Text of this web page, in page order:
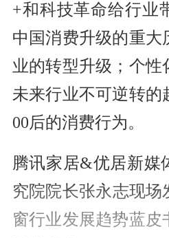
+和科技革命给行业
中国消费升级的重大
业的转型升级；个性
未来行业不可逆转的
00后的消费行为。
腾讯家居&优居新媒
究院院长张永志现场
窗行业发展趋势蓝皮